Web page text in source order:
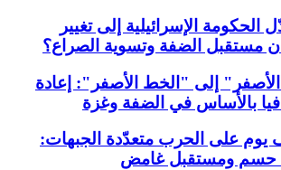
الحكومة الإسرائيلية إلى تغيير
مستقبل الضفة وتسوية الصراع؟
إلى "الخط الأصفر": إعادة
بالأساس في الضفة وغزة
يوم على الحرب متعدّدة الجبهات:
حسم ومستقبل غامض